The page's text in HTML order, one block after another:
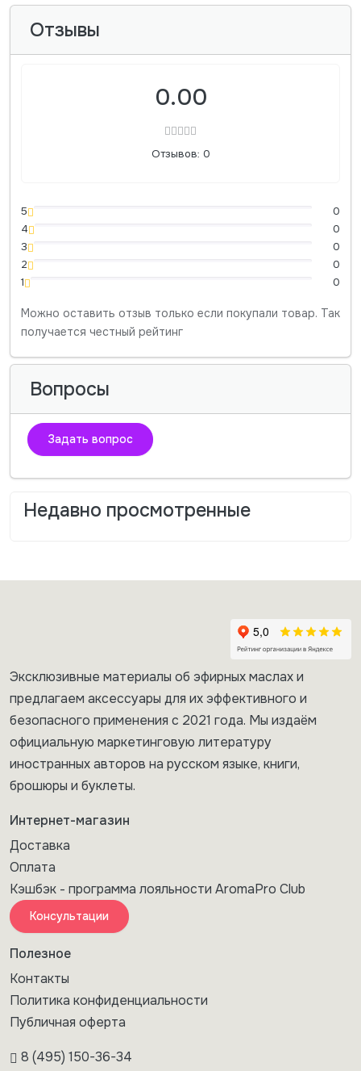
Отзывы
0.00
Отзывов: 0
5
0
4
0
3
0
2
0
1
0
Можно оставить отзыв только если покупали товар. Так
получается честный рейтинг
Вопросы
Задать вопрос
Недавно просмотренные
Эксклюзивные материалы об эфирных маслах и
предлагаем аксессуары для их эффективного и
безопасного применения с 2021 года. Мы издаём
официальную маркетинговую литературу
иностранных авторов на русском языке, книги,
брошюры и буклеты.
Интернет-магазин
Доставка
Оплата
Кэшбэк - программа лояльности AromaPro Club
Консультации
Полезное
Контакты
Политика конфиденциальности
Публичная оферта
8 (495) 150-36-34